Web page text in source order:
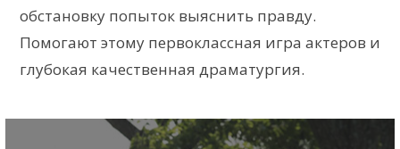
обстановку попыток выяснить правду.
Помогают этому первоклассная игра актеров и
глубокая качественная драматургия.